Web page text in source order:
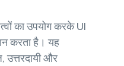
का उपयोग करके UI
करता है। यह
और